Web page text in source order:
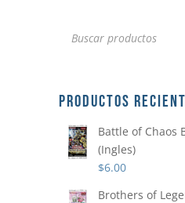
productos
PRODUCTOS
Battle of Chaos
(Ingles)
$6.00
Brothers of